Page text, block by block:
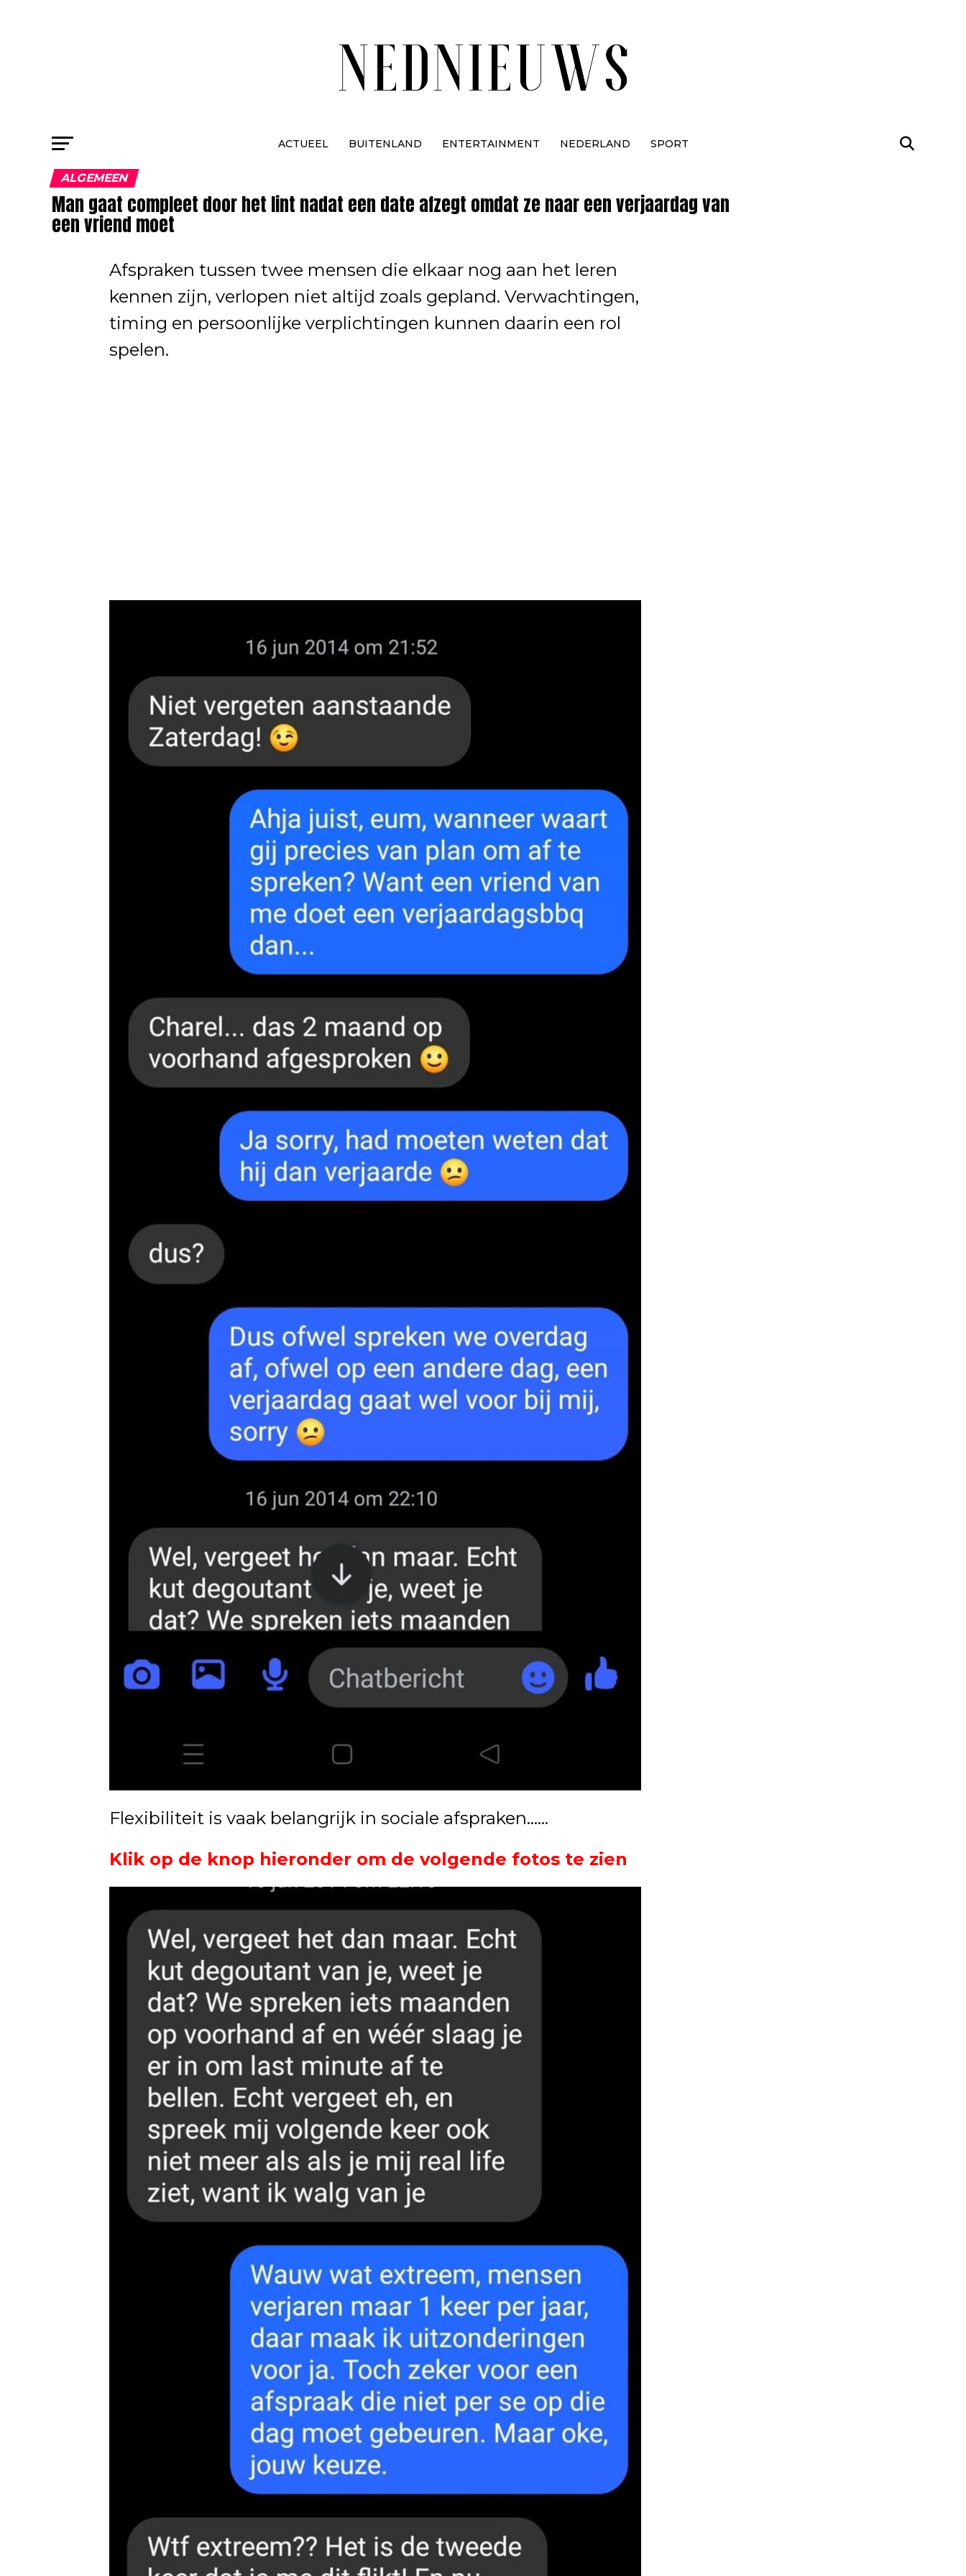
ACTUEEL BUITENLAND ENTERTAINMENT NEDERLAND SPORT
ALGEMEEN
Man gaat compleet door het lint nadat een date afzegt omdat ze naar een verjaardag van
een vriend moet
Afspraken tussen twee mensen die elkaar nog aan het leren
kennen zijn, verlopen niet altijd zoals gepland. Verwachtingen,
timing en persoonlijke verplichtingen kunnen daarin een rol
spelen.
Flexibiliteit is vaak belangrijk in sociale afspraken……
Klik op de knop hieronder om de volgende fotos te zien